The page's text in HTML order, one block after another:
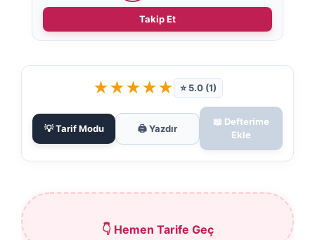
Takip Et
★★★★★ ⭐ 5.0 (1)
💡 Tarif Modu 🖨️ Yazdır
📖 Defterime
Ekle
👇 Hemen Tarife Geç